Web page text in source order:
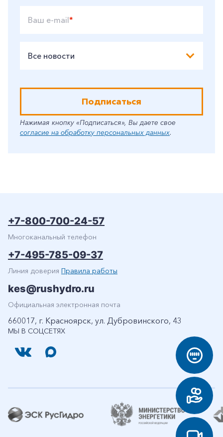
Ваш e-mail*
Все новости
Подписаться
Нажимая кнопку «Подписаться», Вы даете свое
согласие на обработку персональных данных.
МЫ В СОЦСЕТЯХ
+7-800-700-24-57
Многоканальный телефон
+7-495-785-09-37
Линия доверия Правила работы
kes@rushydro.ru
Официальная электронная почта
660017, г. Красноярск, ул. Дубровинского, 43